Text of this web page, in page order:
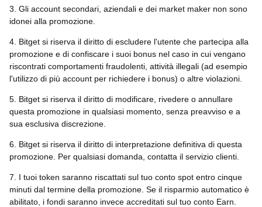
3. Gli account secondari, aziendali e dei market maker non sono
idonei alla promozione.
4. Bitget si riserva il diritto di escludere l'utente che partecipa alla
promozione e di confiscare i suoi bonus nel caso in cui vengano
riscontrati comportamenti fraudolenti, attività illegali (ad esempio
l'utilizzo di più account per richiedere i bonus) o altre violazioni.
5. Bitget si riserva il diritto di modificare, rivedere o annullare
questa promozione in qualsiasi momento, senza preavviso e a
sua esclusiva discrezione.
6. Bitget si riserva il diritto di interpretazione definitiva di questa
promozione. Per qualsiasi domanda, contatta il servizio clienti.
7. I tuoi token saranno riscattati sul tuo conto spot entro cinque
minuti dal termine della promozione. Se il risparmio automatico è
abilitato, i fondi saranno invece accreditati sul tuo conto Earn.